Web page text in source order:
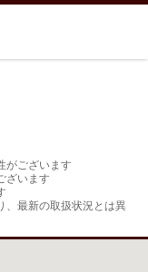
がございます
ざいます
、最新の取扱状況とは異